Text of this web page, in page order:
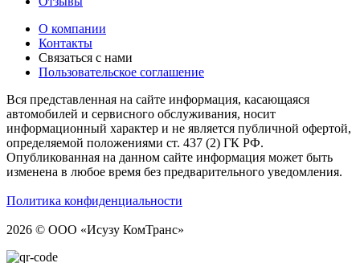
О компании
Контакты
Связаться с нами
Пользовательское соглашение
Вся представленная на сайте информация, касающаяся
автомобилей и сервисного обслуживания, носит
информационный характер и не является публичной офертой,
определяемой положениями ст. 437 (2) ГК РФ.
Опубликованная на данном сайте информация может быть
изменена в любое время без предварительного уведомления.
Политика конфиденциальности
2026 © ООО «Исузу КомТранс»